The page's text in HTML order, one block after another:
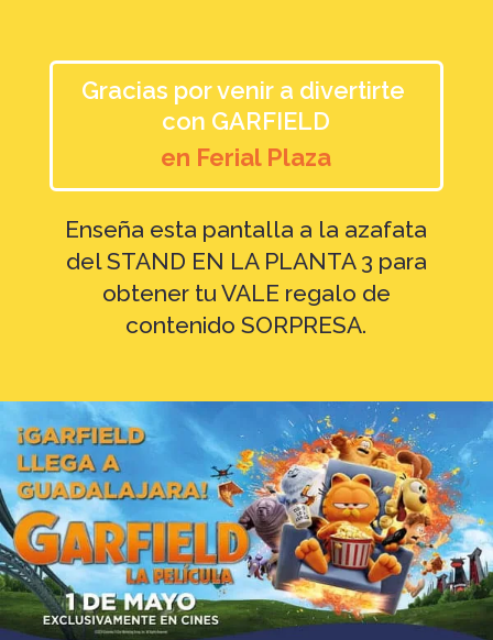
Gracias por venir a divertirte
con GARFIELD
en Ferial Plaza
Enseña esta pantalla a la azafata
del STAND EN LA PLANTA 3 para
obtener tu VALE regalo de
contenido SORPRESA.